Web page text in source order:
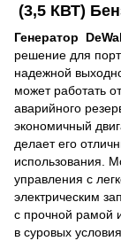
(3,5 КВТ)
Генератор
решение для
надежной
может работать
аварийного
экономичный
делает его
использования.
управления с
электрическим
с прочной рамой
в суровых